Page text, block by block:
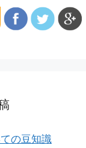
の豆知識